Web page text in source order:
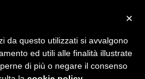
shopping_cart

×
da questo utilizzati si avvalgono
ed utili alle finalità illustrate
di più o negare il consenso